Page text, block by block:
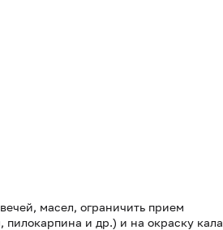
масел, ограничить прием
и др.) и на окраску кала